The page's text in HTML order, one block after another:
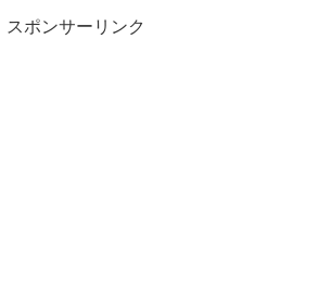
スポンサーリンク